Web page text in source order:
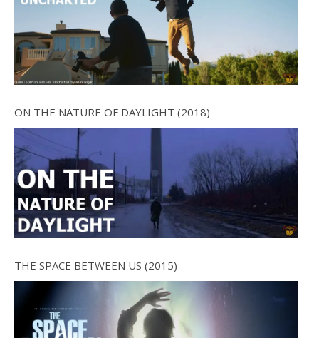
ON THE NATURE OF DAYLIGHT (2018)
THE SPACE BETWEEN US (2015)